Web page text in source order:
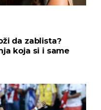
da zablista?
koja si i same